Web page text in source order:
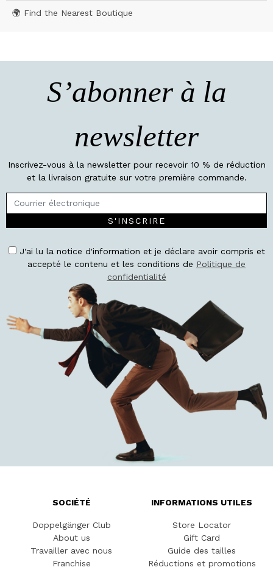
🌍 Find the Nearest Boutique
S’abonner à la
newsletter
Inscrivez-vous à la newsletter pour recevoir 10 % de réduction
et la livraison gratuite sur votre première commande.
S'INSCRIRE
J'ai lu la notice d'information et je déclare avoir compris et
accepté le contenu et les conditions de Politique de
confidentialité
SOCIÉTÉ
Doppelgänger Club
About us
Travailler avec nous
Franchise
INFORMATIONS UTILES
Store Locator
Gift Card
Guide des tailles
Réductions et promotions